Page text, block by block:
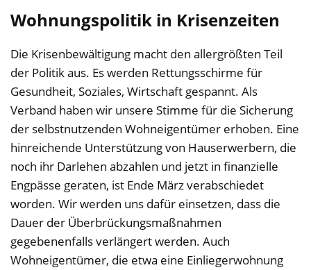
Wohnungspolitik in Krisenzeiten
Die Krisenbewältigung macht den allergrößten Teil
der Politik aus. Es werden Rettungsschirme für
Gesundheit, Soziales, Wirtschaft gespannt. Als
Verband haben wir unsere Stimme für die Sicherung
der selbstnutzenden Wohneigentümer erhoben. Eine
hinreichende Unterstützung von Hauserwerbern, die
noch ihr Darlehen abzahlen und jetzt in finanzielle
Engpässe geraten, ist Ende März verabschiedet
worden. Wir werden uns dafür einsetzen, dass die
Dauer der Überbrückungsmaßnahmen
gegebenenfalls verlängert werden. Auch
Wohneigentümer, die etwa eine Einliegerwohnung